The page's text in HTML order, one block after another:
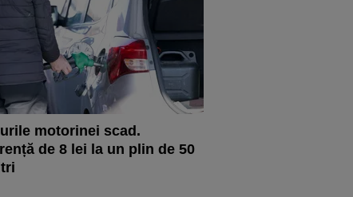
motorinei scad.
de 8 lei la un plin de 50